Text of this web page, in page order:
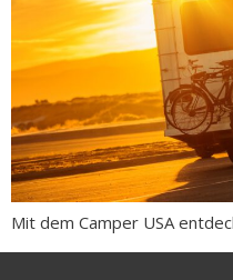
Mit dem Camper USA